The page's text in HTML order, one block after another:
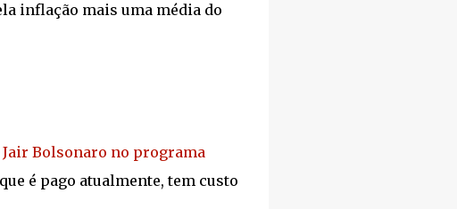
inflação mais uma média do
Bolsonaro no programa
é pago atualmente, tem custo